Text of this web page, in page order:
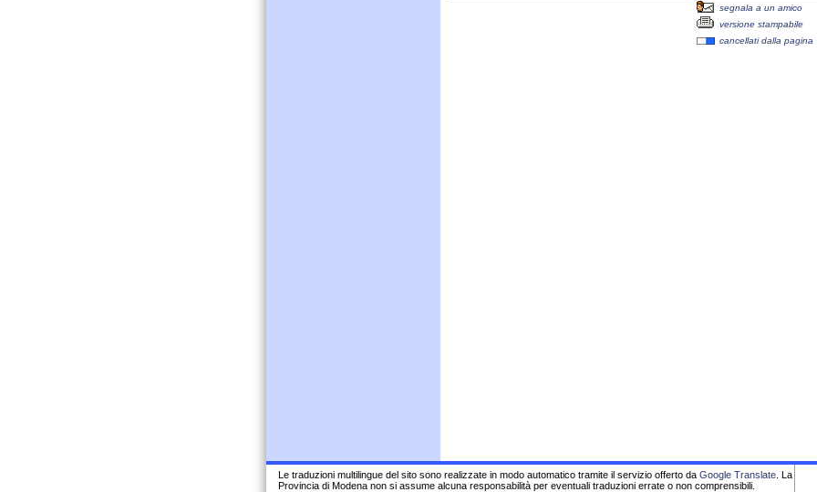
segnala a un amico
versione stampabile
cancellati dalla pagina
Le traduzioni multilingue del sito sono realizzate in modo automatico tramite il servizio offerto da Google Translate. La
Provincia di Modena non si assume alcuna responsabilità per eventuali traduzioni errate o non comprensibili.